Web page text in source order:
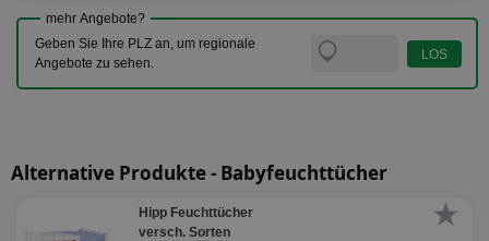
mehr Angebote?
Geben Sie Ihre PLZ an, um regionale
Angebote zu sehen.
Alternative Produkte - Babyfeuchttücher
★
Hipp Feuchttücher
versch. Sorten